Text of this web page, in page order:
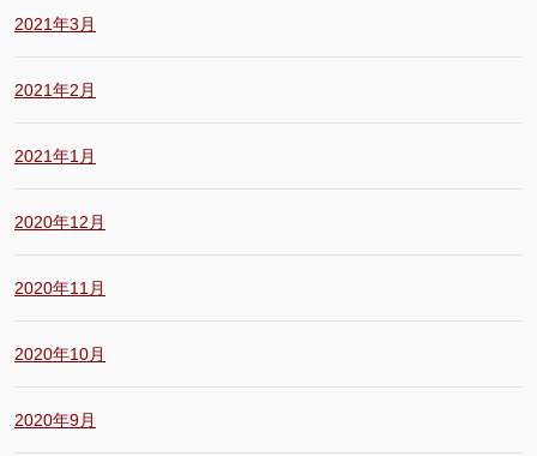
2021年3月
2021年2月
2021年1月
2020年12月
2020年11月
2020年10月
2020年9月